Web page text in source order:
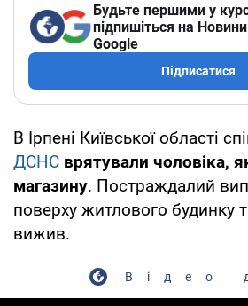
Будьте першими у
підпишіться на
Google
Підписатися
В Ірпені Київської області
ДСНС врятували чоловіка,
магазину. Постраждалий
поверху житлового будинку
вижив.
Відео